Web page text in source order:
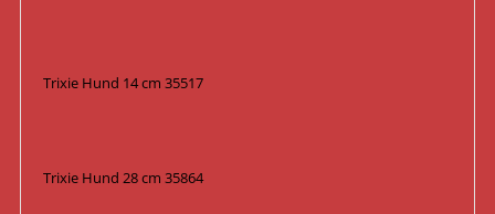
Trixie Hund 14 cm 35517
Trixie Hund 28 cm 35864